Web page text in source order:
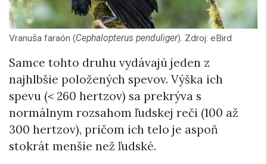
Vranuša faraón (Cephalopterus penduliger). Zdroj: eBird
Samce tohto druhu vydávajú jeden z
najhlbšie položených spevov. Výška ich
spevu (< 260 hertzov) sa prekrýva s
normálnym rozsahom ľudskej reči (100 až
300 hertzov), pričom ich telo je aspoň
stokrát menšie než ľudské.